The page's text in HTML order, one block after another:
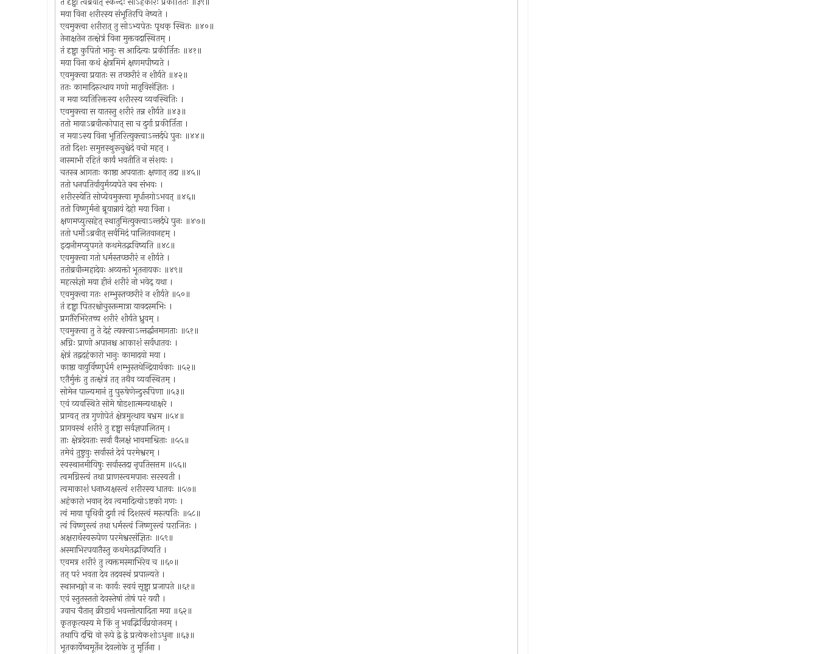
मया विना शरीरस्य संभूतिरपि नेष्यते ।
एवमुक्त्वा शरीरात् तु सोऽभ्यपेतः पृथक् स्थितः ॥४०॥
तेनाक्षतेन तत्क्षेत्रं विना मुक्तवदास्थितम् ।
तं दृष्ट्वा कुपितो भानुः स आदित्यः प्रकीर्तितः ॥४१॥
मया विना कथं क्षेत्रमिमं क्षणमपीष्यते ।
एवमुक्त्वा प्रयातः स तच्छरीरं न शीर्यते ॥४२॥
ततः कामादिरुत्थाय गणो मातृविसंज्ञितः ।
न मया व्यतिरिक्तस्य शरीरस्य व्यवस्थितिः ।
एवमुक्त्वा स यातस्तु शरीरं तन्न शीर्यते ॥४३॥
ततो मायाऽब्रवीत्कोपात् सा च दुर्गा प्रकीर्तिता ।
न मयाऽस्य विना भूतिरित्युक्त्वाऽन्तर्दधे पुनः ॥४४॥
ततो दिशः समुत्तस्थुरूचुश्चेदं वचो महत् ।
नास्माभी रहितं कार्यं भवतीति न संशयः ।
चतस्त्र आगताः काष्ठा अपयाताः क्षणात् तदा ॥४५॥
ततो धनपतिर्वायुर्मय्यपेते क्व संभवः ।
शरीरस्येति सोप्येवमुक्त्वा मूर्धानगोऽभवत् ॥४६॥
ततो विष्णुर्मनो ब्रूयान्नायं देहो मया विना ।
क्षणमप्युत्सहेत् स्थातुमित्युक्त्वाऽन्तर्दधे पुनः ॥४७॥
ततो धर्मोऽब्रवीत् सर्वमिदं पालितवानहम् ।
इदानीमप्युपगते कथमेतद्भविष्यति ॥४८॥
एवमुक्त्वा गतो धर्मस्तच्छरीरं न शीर्यते ।
ततोब्रवीन्महादेवः अव्यक्तो भूतनायकः ॥४९॥
महत्संज्ञो मया हीनं शरीरं नो भवेद् यथा ।
एवमुक्त्वा गतः शम्भुस्तच्छरीरं न शीर्यते ॥५०॥
तं दृष्ट्वा पितरश्चोचुस्तन्मात्रा यावदस्मभिः ।
प्रगतैरेभिरेतच्च शरीरं शीर्यते ध्रुवम् ।
एवमुक्त्वा तु ते देहं त्यक्त्वाऽन्तर्द्धानमागताः ॥५१॥
अग्निः प्राणो अपानश्च आकाशं सर्वधातवः ।
क्षेत्रं तद्वदहंकारो भानुः कामादयो मया ।
काष्ठा वायुर्विष्णुर्धर्म शम्भुस्तथेन्द्रियार्थकाः ॥५२॥
एतैर्मुक्तं तु तत्क्षेत्रं तत् तथैव व्यवस्थितम् ।
सोमेन पाल्यमानं तु पुरुषेणेन्दुरूपिणा ॥५३॥
एवं व्यवस्थिते सोमे षोडशात्मन्यथाक्षरे ।
प्राग्वत् तत्र गुणोपेतं क्षेत्रमुत्थाय बभ्रम ॥५४॥
प्रागवस्थं शरीरं तु दृष्ट्वा सर्वज्ञपालितम् ।
ताः क्षेत्रदेवताः सर्वा वैलक्षं भावमाश्रिताः ॥५५॥
तमेवं तुष्टुवुः सर्वास्तं देवं परमेश्वरम् ।
स्वस्थानमीयिषुः सर्वास्तदा नृपतिसत्तम ॥५६॥
त्वमग्निस्त्वं तथा प्राणस्त्वमपानः सरस्वती ।
त्वमाकाशं धनाध्यक्षस्त्वं शरीरस्य धातवः ॥५७॥
अहंकारो भवान् देव त्वमादित्योऽष्टको गणः ।
त्वं माया पृथिवी दुर्गा त्वं दिशस्त्वं मरुत्पतिः ॥५८॥
त्वं विष्णुस्त्वं तथा धर्मस्त्वं जिष्णुस्त्वं पराजितः ।
अक्षरार्थस्वरूपेण परमेश्वरसंज्ञितः ॥५९॥
अस्माभिरपयातैस्तु कथमेतद्भविष्यति ।
एवमत्र शरीरं तु त्यक्तमस्माभिरेव च ॥६०॥
तत् परं भवता देव तदवस्थं प्रपाल्यते ।
स्थानभङ्गो न नः कार्यः स्वयं सृष्ट्वा प्रजापते ॥६१॥
एवं स्तुतस्ततो देवस्तेषां तोषं परं ययौ ।
उवाच चैतान् क्रीडार्थं भवन्तोत्पादिता मया ॥६२॥
कृतकृत्यस्य मे किं नु भवद्भिर्विप्रयोजनम् ।
तथापि दद्मि वो रूपे द्वे द्वे प्रत्येकशोऽधुना ॥६३॥
भूतकार्येष्वमूर्तेन देवलोके तु मूर्तिना ।